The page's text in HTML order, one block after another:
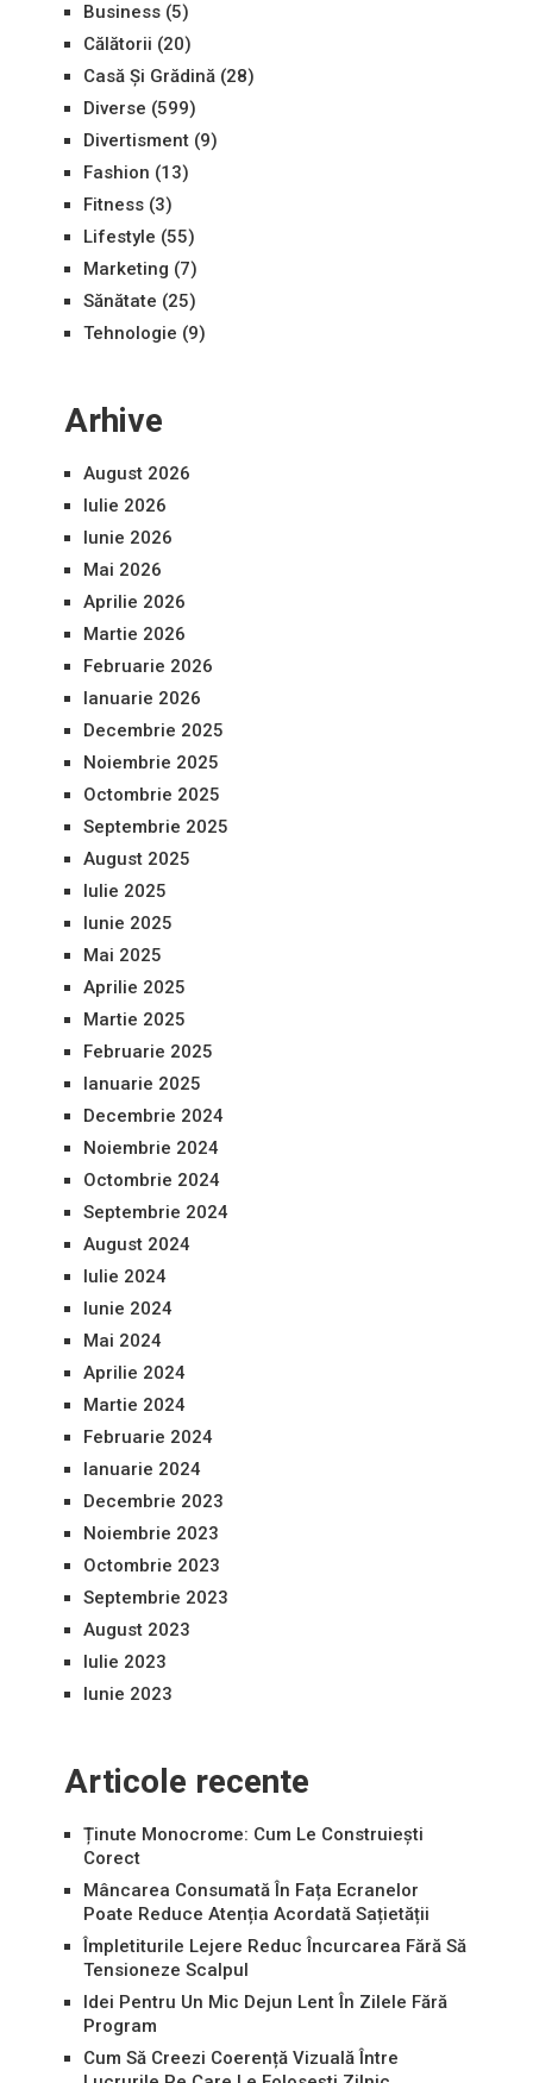
Business(5)
Călătorii (20)
Casă Și Grădină(28)
Diverse (599)
Divertisment(9)
Fashion (13)
Fitness(3)
Lifestyle (55)
Marketing (7)
Sănătate (25)
Tehnologie (9)
Arhive
August 2026
Iulie 2026
Iunie 2026
Mai 2026
Aprilie 2026
Martie 2026
Februarie 2026
Ianuarie 2026
Decembrie 2025
Noiembrie 2025
Octombrie 2025
Septembrie 2025
August 2025
Iulie 2025
Iunie 2025
Mai 2025
Aprilie 2025
Martie 2025
Februarie 2025
Ianuarie 2025
Decembrie 2024
Noiembrie 2024
Octombrie 2024
Septembrie 2024
August 2024
Iulie 2024
Iunie 2024
Mai 2024
Aprilie 2024
Martie 2024
Februarie 2024
Ianuarie 2024
Decembrie 2023
Noiembrie 2023
Octombrie 2023
Septembrie 2023
August 2023
Iulie 2023
Iunie 2023
Articole recente
Ținute Monocrome: Cum Le Construiești
Corect
Mâncarea Consumată În Fața Ecranelor
Poate Reduce Atenția Acordată Sațietății
Împletiturile Lejere Reduc Încurcarea Fără Să
Tensioneze Scalpul
Idei Pentru Un Mic Dejun Lent În Zilele Fără
Program
Cum Să Creezi Coerență Vizuală Între